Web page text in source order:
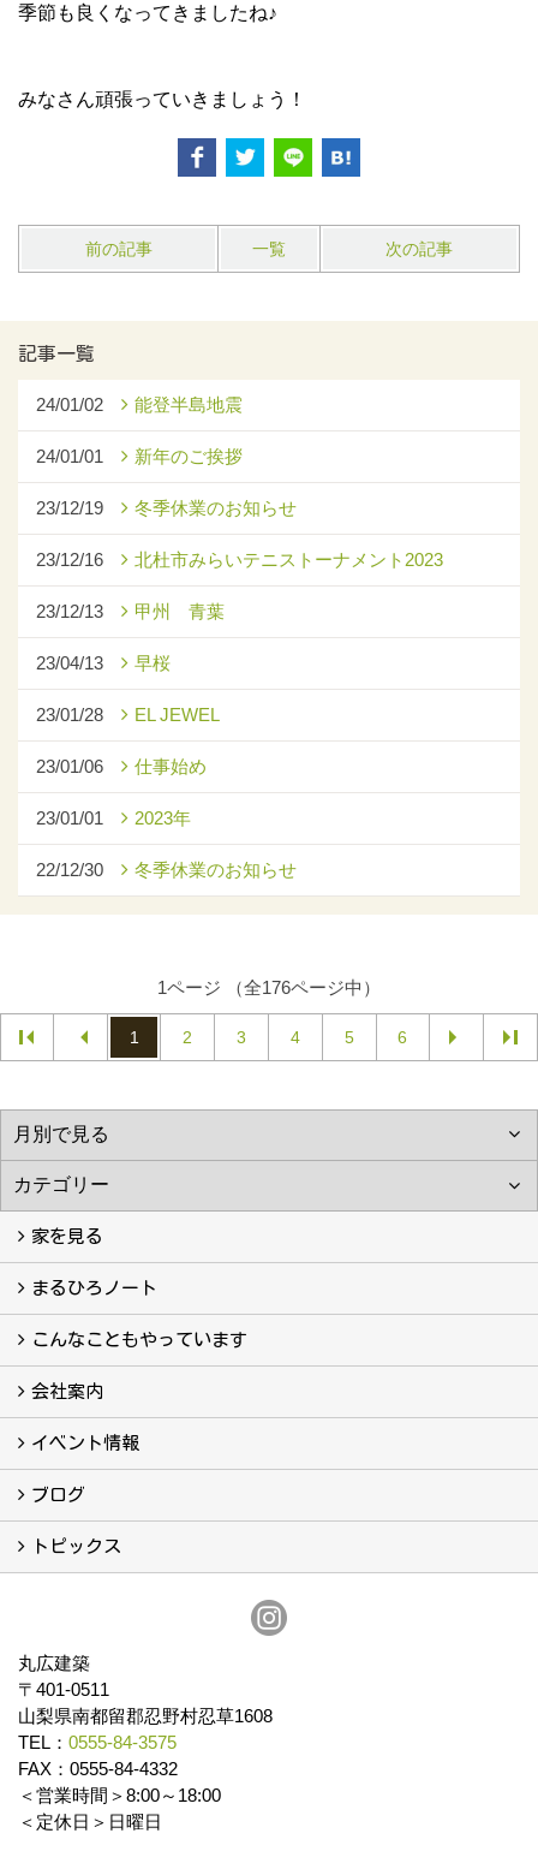
季節も良くなってきましたね♪
みなさん頑張っていきましょう！
前の記事 一覧 次の記事
記事一覧
24/01/02 能登半島地震
24/01/01 新年のご挨拶
23/12/19 冬季休業のお知らせ
23/12/16 北杜市みらいテニストーナメント2023
23/12/13 甲州 青葉
23/04/13 早桜
23/01/28 EL JEWEL
23/01/06 仕事始め
23/01/01 2023年
22/12/30 冬季休業のお知らせ
1ページ （全176ページ中）
1 2 3 4 5 6
家を見る
フォトギャラリー
現場レポート
完工事例
お客様の声
まるひろノート
真っ直ぐの家づくり
自慢の大工たち
こだわりの自然素材
快適な家のエッセンス
注文住宅ができるまで
こんなこともやっています
こんなこともやっています
会社案内
会社案内
まるひろの人
スタッフ紹介
プライバシーポリシー
イベント情報
イベント予告
イベント報告
ブログ
ブログ
トピックス
丸広建築
〒401-0511
山梨県南都留郡忍野村忍草1608
TEL： 0555-84-3575
FAX：0555-84-4332
＜営業時間＞8:00～18:00
＜定休日＞日曜日